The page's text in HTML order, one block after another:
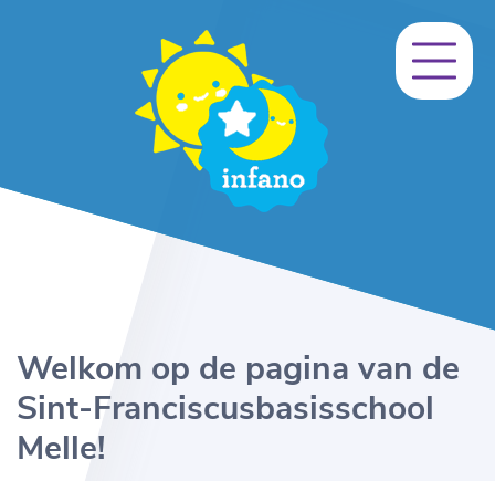
Welkom op de pagina van de
Sint-Franciscusbasisschool
Melle!